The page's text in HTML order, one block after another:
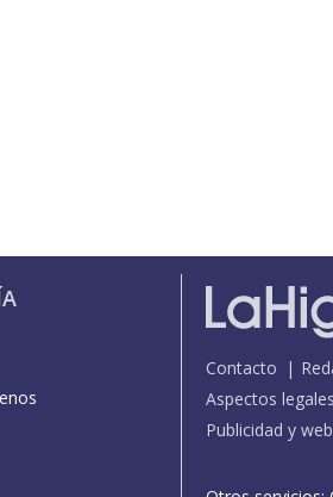
Contacto
Aspectos legales
Publicidad y